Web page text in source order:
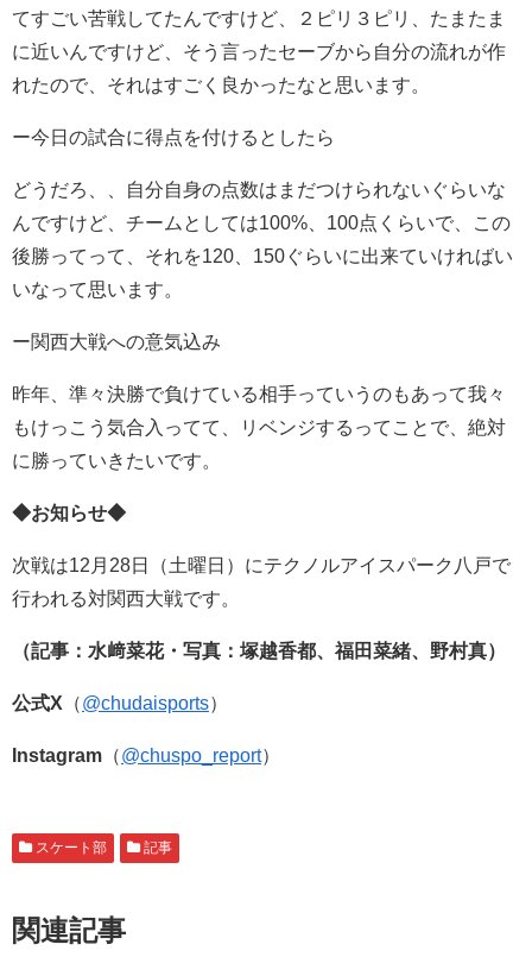
てすごい苦戦してたんですけど、２ピリ３ピリ、たまたま
に近いんですけど、そう言ったセーブから自分の流れが作
れたので、それはすごく良かったなと思います。
ー今日の試合に得点を付けるとしたら
どうだろ、、自分自身の点数はまだつけられないぐらいな
んですけど、チームとしては100%、100点くらいで、この
後勝ってって、それを120、150ぐらいに出来ていければい
いなって思います。
ー関西大戦への意気込み
昨年、準々決勝で負けている相手っていうのもあって我々
もけっこう気合入ってて、リベンジするってことで、絶対
に勝っていきたいです。
◆お知らせ◆
次戦は12月28日（土曜日）にテクノルアイスパーク八戸で
行われる対関西大戦です。
（記事：水﨑菜花・写真：塚越香都、福田菜緒、野村真）
公式X （@chudaisports）
Instagram （@chuspo_report）
スケート部 記事
関連記事